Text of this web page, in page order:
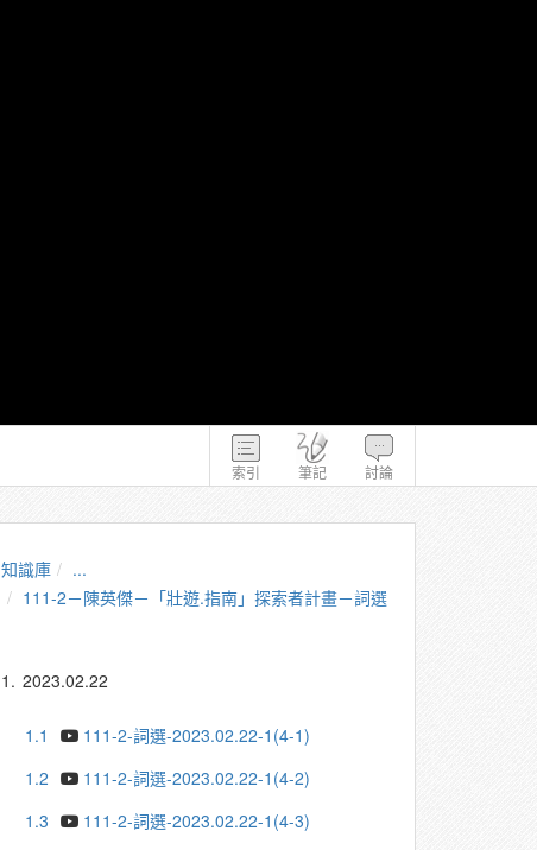
索引 筆記 討論
知識庫
...
111-2－陳英傑－「壯遊.指南」探索者計畫－詞選
1. 2023.02.22
1.1
111-2-詞選-2023.02.22-1(4-1)
1.2
111-2-詞選-2023.02.22-1(4-2)
1.3
111-2-詞選-2023.02.22-1(4-3)